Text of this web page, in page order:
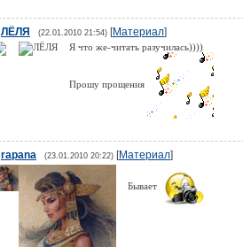
ЛЁЛЯ (22.01.2010 21:54) [Материал]
Я что же-читать разучилась))))
Прошу прощения
rapana (23.01.2010 20:22) [Материал]
Бывает